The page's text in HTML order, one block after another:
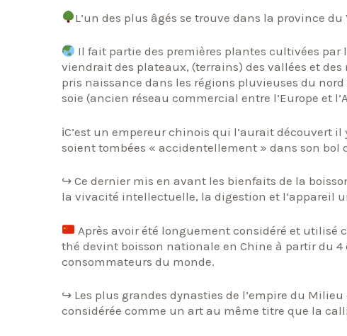
L’un des plus âgés se trouve dans la province
Il fait partie des premières plantes cultivées par
viendrait des plateaux, (terrains) des vallées et
pris naissance dans les régions pluvieuses du
soie (ancien réseau commercial entre l’Europe et
ℹC’est un empereur chinois qui l’aurait découvert
soient tombées « accidentellement » dans son bol
↪ Ce dernier mis en avant les bienfaits de la
la vivacité intellectuelle, la digestion et l’appareil
Après avoir été longuement considéré et
thé devint boisson nationale en Chine à partir du
consommateurs du monde.
↪ Les plus grandes dynasties de l’empire du
considérée comme un art au même titre que la